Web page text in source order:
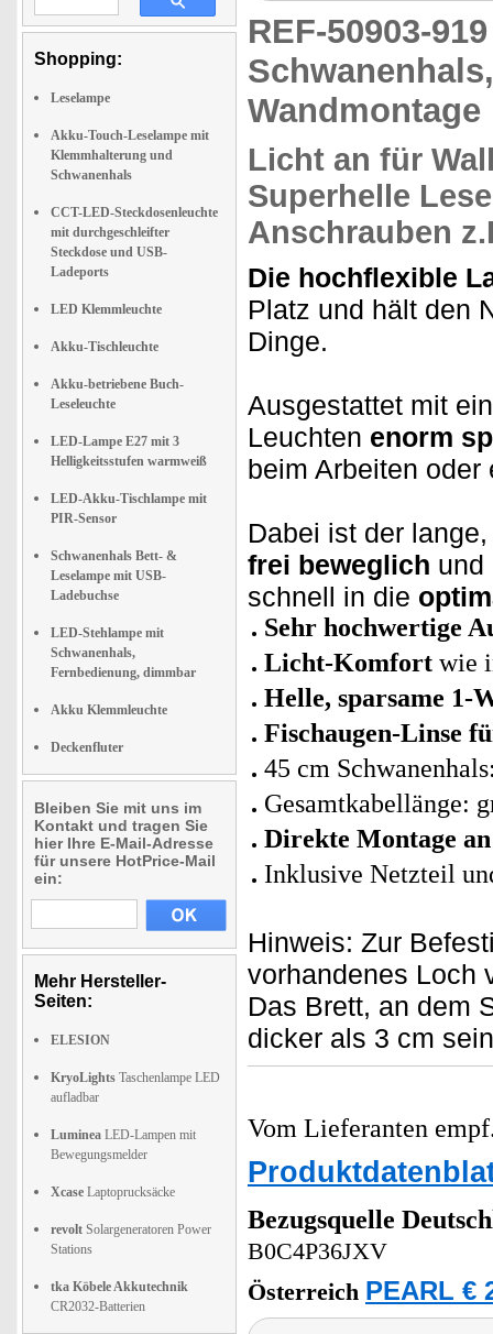
Shopping:
Leselampe
Akku-Touch-Leselampe mit
Klemmhalterung und
Schwanenhals
CCT-LED-Steckdosenleuchte
mit durchgeschleifter
Steckdose und USB-
Ladeports
LED Klemmleuchte
Akku-Tischleuchte
Akku-betriebene Buch-
Leseleuchte
LED-Lampe E27 mit 3
Helligkeitsstufen warmweiß
LED-Akku-Tischlampe mit
PIR-Sensor
Schwanenhals Bett- &
Leselampe mit USB-
Ladebuchse
LED-Stehlampe mit
Schwanenhals,
Fernbedienung, dimmbar
Akku Klemmleuchte
Deckenfluter
Bleiben Sie mit uns im
Kontakt und tragen Sie
hier Ihre E-Mail-Adresse
für unsere HotPrice-Mail
ein:
Mehr Hersteller-
Seiten:
ELESION
KryoLights Taschenlampe LED
aufladbar
Luminea LED-Lampen mit
Bewegungsmelder
Xcase Laptoprucksäcke
revolt Solargeneratoren Power
Stations
tka Köbele Akkutechnik
CR2032-Batterien
REF-50903-
Wandmontage
Licht an für
Superhelle
Anschrauben
Die hochflexible
Platz und hält den
Dinge.
Ausgestattet mit
Leuchten enorm
beim Arbeiten
Dabei ist der
frei beweglich und
schnell in die
Sehr hochwertige
Licht-Komfort wie
Helle, sparsame 1-
Fischaugen-Linse
45 cm
Gesamtkabellänge:
Direkte Montage
Inklusive Netzteil
Hinweis: Zur
vorhandenes Loch
Das Brett, an dem
dicker als 3 cm
Vom Lieferanten
Bezugsquelle
B0C4P36JXV
Österreich PEARL €